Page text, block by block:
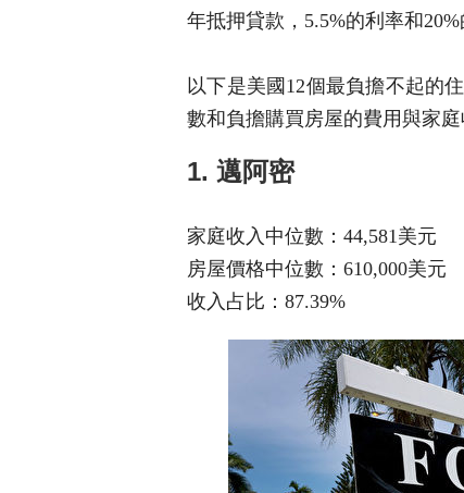
年抵押貸款，5.5%的利率和20%
以下是美國12個最負擔不起的住
數和負擔購買房屋的費用與家庭
1. 邁阿密
家庭收入中位數：44,581美元
房屋價格中位數：610,000美元
收入占比：87.39%